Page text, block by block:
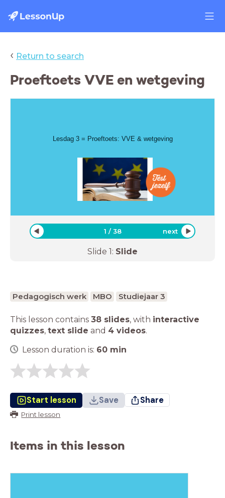
‹ Return to search
Proeftoets VVE en wetgeving
Lesdag 3 = Proeftoets: VVE & wetgeving
1 /38 next
Slide 1: Slide
Pedagogisch werk MBO Studiejaar 3
This lesson contains 38 slides, with interactive
quizzes, text slide and 4 videos.
Lesson duration is: 60 min
Start lesson Save Share
Print lesson
Items in this lesson